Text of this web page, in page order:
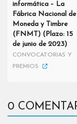
informática – La
Fábrica Nacional de
Moneda y Timbre
(FNMT) (Plazo: 15
de junio de 2023)
CONVOCATORIAS Y
PREMIOS
0